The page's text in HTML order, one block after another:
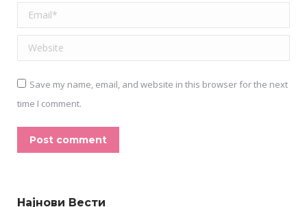
Email *
Website
Save my name, email, and website in this browser for the next
time I comment.
Post comment
Најнови Вести